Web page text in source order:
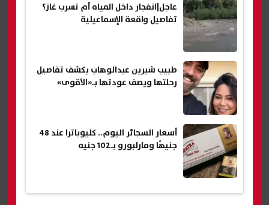
عاجل|انفجار داخل المياه أم تسرب غاز؟
تفاصيل واقعة الإسماعيلية
طبيب شيرين عبدالوهاب يكشف تفاصيل
رحلتها ويصف عودتها بـ«الأقوى»
أسعار السجائر اليوم.. كليوباترا عند 48
جنيهًا ومارلبورو بـ102 جنيه